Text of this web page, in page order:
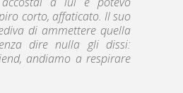
corto, affaticato. Il suo
di ammettere quella
dire nulla gli dissi:
andiamo a respirare